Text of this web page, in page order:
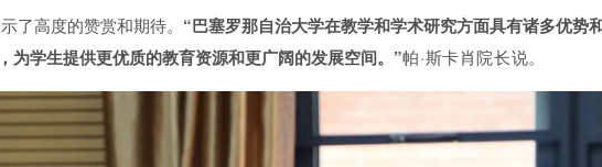
了高度的赞赏和期待。 “巴塞罗那自治大学在教学和学术研究方面具有诸多优势
为学生提供更优质的教育资源和更广阔的发展空间。”帕·斯卡肖院长说。